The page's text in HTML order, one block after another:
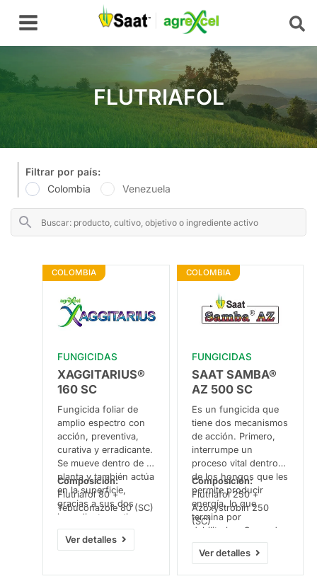
Main
Menu
FLUTRIAFOL
Filtrar por país:
Colombia
Venezuela
COLOMBIA
FUNGICIDAS
XAGGITARIUS®
160 SC
Fungicida foliar de
amplio espectro con
acción, preventiva,
curativa y erradicante.
Se mueve dentro de la
planta y también actúa
en la superficie,
gracias a sus dos
ingredientes activos.
Evita que el hongo
construya partes
Composición:
Flutriafol 80 +
Tebuconazole 80 (SC)
Ver detalles
COLOMBIA
FUNGICIDAS
SAAT SAMBA®
AZ 500 SC
Es un fungicida que
tiene dos mecanismos
de acción. Primero,
interrumpe un
proceso vital dentro
de los hongos que les
permite producir
energía, lo que
termina por
debilitarlos. Segundo,
evita que los hongos
fabriquen una parte
Composición:
Flutriafol 250 +
Azoxystrobin 250
(SC)
Ver detalles